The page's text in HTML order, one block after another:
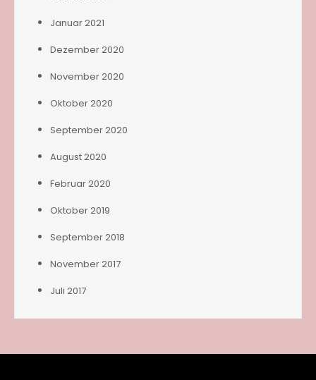
Januar 2021
Dezember 2020
November 2020
Oktober 2020
September 2020
August 2020
Februar 2020
Oktober 2019
September 2018
November 2017
Juli 2017